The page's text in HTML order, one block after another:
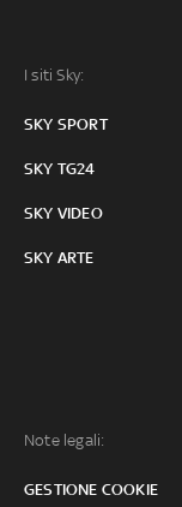
I siti Sky:
SKY SPORT
SKY TG24
SKY VIDEO
SKY ARTE
Note legali:
GESTIONE COOKIE